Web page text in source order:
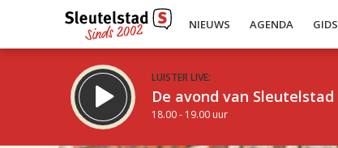
NIEUWS AGENDA GIDS
LUISTER LIVE:
De avond van Sleutelstad
18.00 - 19.00 uur